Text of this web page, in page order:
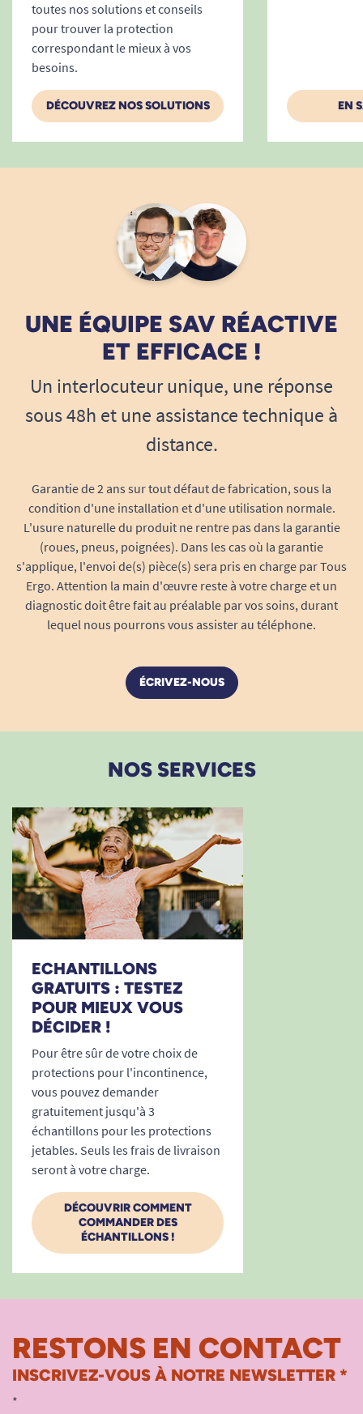
toutes nos solutions et conseils
pour trouver la protection
correspondant le mieux à vos
besoins.
DÉCOUVREZ NOS SOLUTIONS EN
UNE ÉQUIPE SAV RÉACTIVE
ET EFFICACE !
Un interlocuteur unique, une réponse
sous 48h et une assistance technique à
distance.
Garantie de 2 ans sur tout défaut de fabrication, sous la
condition d'une installation et d'une utilisation normale.
L'usure naturelle du produit ne rentre pas dans la garantie
(roues, pneus, poignées). Dans les cas où la garantie
s'applique, l'envoi de(s) pièce(s) sera pris en charge par Tous
Ergo. Attention la main d'œuvre reste à votre charge et un
diagnostic doit être fait au préalable par vos soins, durant
lequel nous pourrons vous assister au téléphone.
ÉCRIVEZ-NOUS
NOS SERVICES
ECHANTILLONS
GRATUITS : TESTEZ
POUR MIEUX VOUS
DÉCIDER !
Pour être sûr de votre choix de
protections pour l'incontinence,
vous pouvez demander
gratuitement jusqu'à 3
échantillons pour les protections
jetables. Seuls les frais de livraison
seront à votre charge.
DÉCOUVRIR COMMENT
COMMANDER DES
ÉCHANTILLONS !
RESTONS EN CONTACT
INSCRIVEZ-VOUS À NOTRE NEWSLETTER *
*